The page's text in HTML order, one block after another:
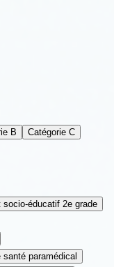
B Catégorie C
éducatif 2e grade
santé paramédical